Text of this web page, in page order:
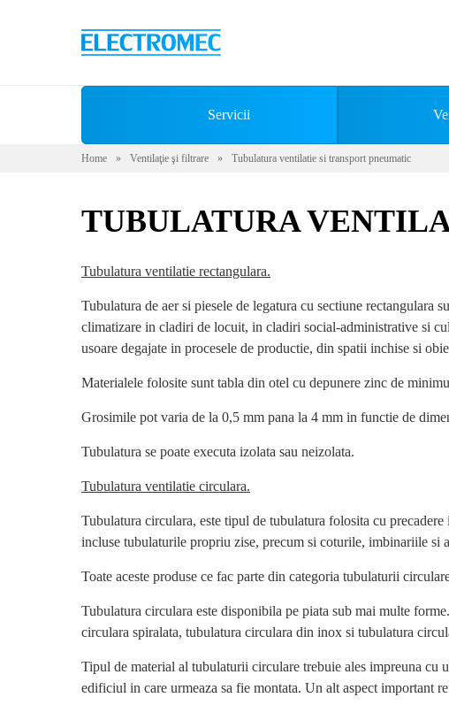
Servicii
Home » Ventilaţie şi filtrare » Tubulatura ventilatie si transport pneumatic
TUBULATURA
Tubulatura ventilatie rectangulara.
Tubulatura de aer si piesele de legatura cu sectiune rectangulara
climatizare in cladiri de locuit, in cladiri social-administrative si
usoare degajate in procesele de productie, din spatii inchise si
Materialele folosite sunt tabla din otel cu depunere zinc de
Grosimile pot varia de la 0,5 mm pana la 4 mm in functie de
Tubulatura se poate executa izolata sau neizolata.
Tubulatura ventilatie circulara.
Tubulatura circulara, este tipul de tubulatura folosita cu
incluse tubulaturile propriu zise, precum si coturile, imbinariile si
Toate aceste produse ce fac parte din categoria tubulaturii
Tubulatura circulara este disponibila pe piata sub mai multe
circulara spiralata, tubulatura circulara din inox si tubulatura
Tipul de material al tubulaturii circulare trebuie ales impreuna cu
edificiul in care urmeaza sa fie montata. Un alt aspect important